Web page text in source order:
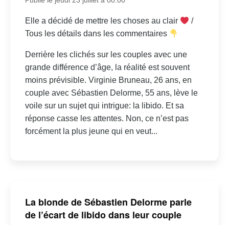
Elle a décidé de mettre les choses au clair
/
Tous les détails dans les commentaires
Derrière les clichés sur les couples avec une
grande différence d’âge, la réalité est souvent
moins prévisible. Virginie Bruneau, 26 ans, en
couple avec Sébastien Delorme, 55 ans, lève le
voile sur un sujet qui intrigue: la libido. Et sa
réponse casse les attentes. Non, ce n’est pas
forcément la plus jeune qui en veut...
La blonde de Sébastien Delorme parle
de l’écart de libido dans leur couple